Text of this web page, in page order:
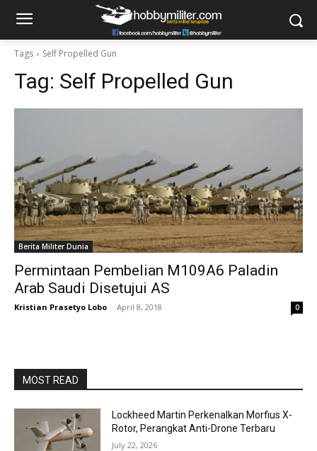
Tags Self Propelled Gun
Tag: Self Propelled Gun
Berita Militer Dunia
Permintaan Pembelian M109A6 Paladin
Arab Saudi Disetujui AS
Kristian Prasetyo Lobo - April 8, 2018 0
MOST READ
Lockheed Martin Perkenalkan Morfius X-
Rotor, Perangkat Anti-Drone Terbaru
July 22, 2026